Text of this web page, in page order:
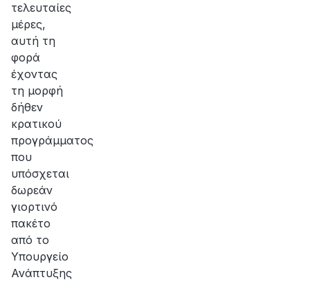
τελευταίες
μέρες,
αυτή τη
φορά
έχοντας
τη μορφή
δήθεν
κρατικού
προγράμματος
που
υπόσχεται
δωρεάν
γιορτινό
πακέτο
από το
Υπουργείο
Ανάπτυξης